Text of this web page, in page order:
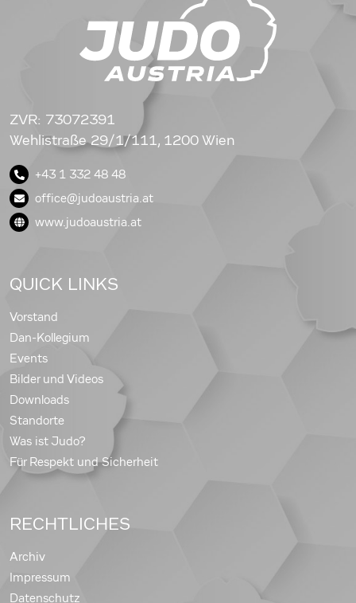
ZVR: 73072391
Wehlistraße 29/1/111, 1200 Wien
+43 1 332 48 48
office@judoaustria.at
www.judoaustria.at
QUICK LINKS
Vorstand
Dan-Kollegium
Events
Bilder und Videos
Downloads
Standorte
Was ist Judo?
Für Respekt und Sicherheit
RECHTLICHES
Archiv
Impressum
Datenschutz